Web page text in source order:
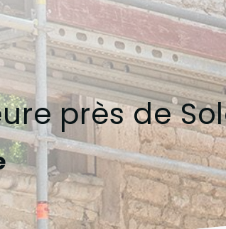
près de